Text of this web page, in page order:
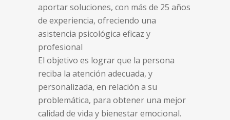
aportar soluciones, con más de 25 años
de experiencia, ofreciendo una
asistencia psicológica eficaz y
profesional
El objetivo es lograr que la persona
reciba la atención adecuada, y
personalizada, en relación a su
problemática, para obtener una mejor
calidad de vida y bienestar emocional.